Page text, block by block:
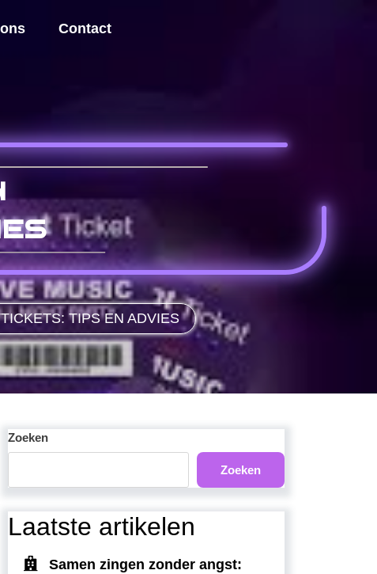
Contact
TIPS EN ADVIES
Zoeken
Zoeken
Laatste artikelen
Samen zingen zonder angst: